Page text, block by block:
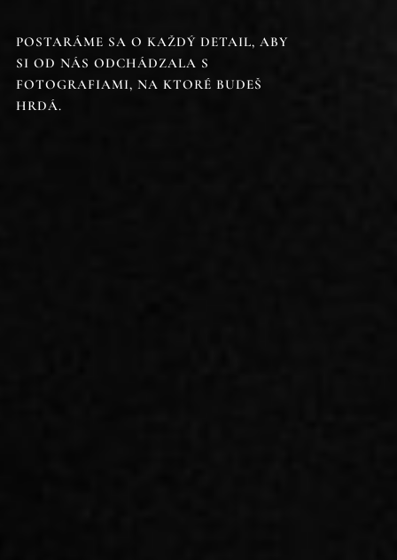
POSTARÁME SA O KAŽDÝ DETAIL, ABY
SI OD NÁS ODCHÁDZALA S
FOTOGRAFIAMI, NA KTORÉ BUDEŠ
HRDÁ.